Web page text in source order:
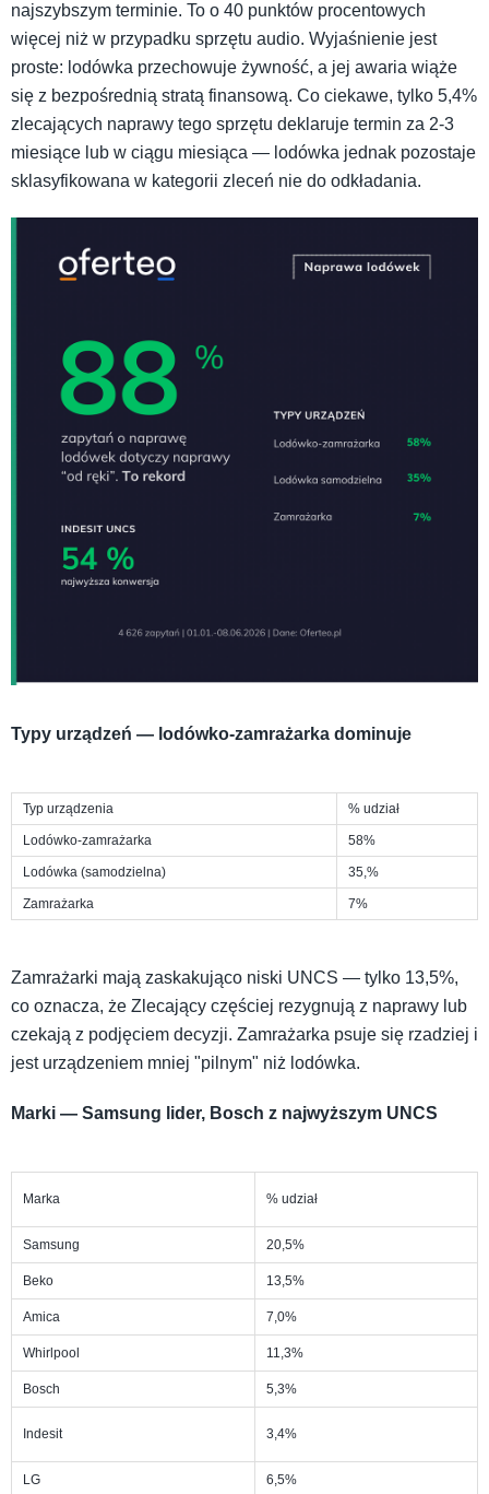
najszybszym terminie. To o 40 punktów procentowych
więcej niż w przypadku sprzętu audio. Wyjaśnienie jest
proste: lodówka przechowuje żywność, a jej awaria wiąże
się z bezpośrednią stratą finansową. Co ciekawe, tylko 5,4%
zlecających naprawy tego sprzętu deklaruje termin za 2-3
miesiące lub w ciągu miesiąca — lodówka jednak pozostaje
sklasyfikowana w kategorii zleceń nie do odkładania.
Typy urządzeń — lodówko-zamrażarka dominuje
Typ urządzenia % udział
Lodówko-zamrażarka 58%
Lodówka (samodzielna) 35,%
Zamrażarka 7%
Zamrażarki mają zaskakująco niski UNCS — tylko 13,5%,
co oznacza, że Zlecający częściej rezygnują z naprawy lub
czekają z podjęciem decyzji. Zamrażarka psuje się rzadziej i
jest urządzeniem mniej "pilnym" niż lodówka.
Marki — Samsung lider, Bosch z najwyższym UNCS
Marka % udział
Samsung 20,5%
Beko 13,5%
Amica 7,0%
Whirlpool 11,3%
Bosch 5,3%
Indesit 3,4%
LG 6,5%